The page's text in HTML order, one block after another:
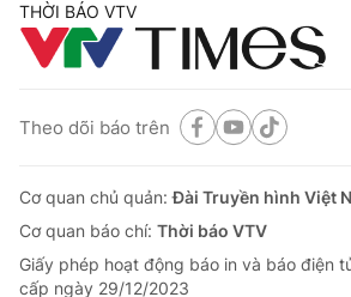
THỜI BÁO VTV
Theo dõi báo trên
Cơ quan chủ quản:Đài Truyền hình Việt
Cơ quan báo chí: Thời báo VTV
Giấy phép hoạt động báo in và báo điện
cấp ngày 29/12/2023